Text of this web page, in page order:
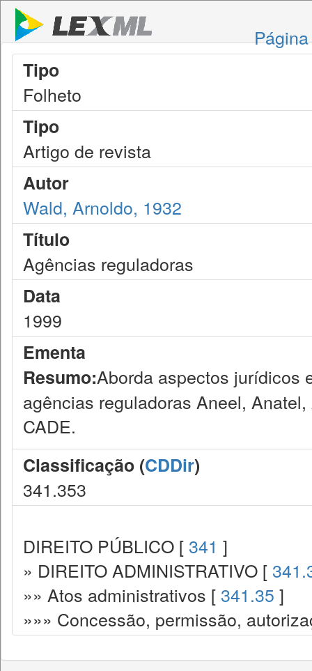
Tipo
Folheto
Tipo
Artigo de revista
Autor
Wald, Arnoldo, 1932
Título
Agências reguladoras
Data
1999
Ementa
Resumo:Aborda aspectos jurídicos
agências reguladoras Aneel,
CADE.
Classificação (CDDir)
341.353
DIREITO PÚBLICO [ 341 ]
» DIREITO ADMINISTRATIVO [
»» Atos administrativos [ 341.35 ]
»»» Concessão, permissão,